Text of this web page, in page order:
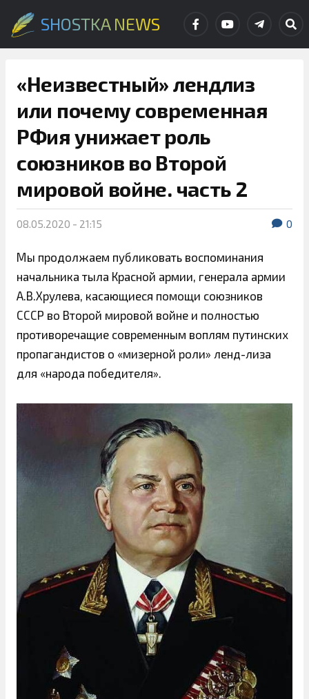
SHOSTKA NEWS
«Неизвестный» лендлиз
или почему современная
РФия унижает роль
союзников во Второй
мировой войне. часть 2
08.05.2020 - 21:15 0
Мы продолжаем публиковать воспоминания
начальника тыла Красной армии, генерала армии
А.В.Хрулева, касающиеся помощи союзников
СССР во Второй мировой войне и полностью
противоречащие современным воплям путинских
пропагандистов о «мизерной роли» ленд-лиза
для «народа победителя».